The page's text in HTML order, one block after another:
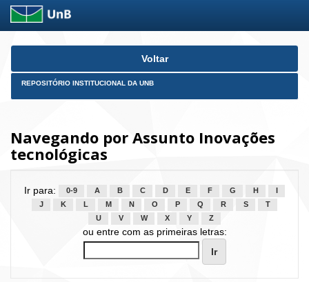
Skip
Voltar
REPOSITÓRIO INSTITUCIONAL DA UNB
Navegando por Assunto Inovações
tecnológicas
Ir para: 0-9 A B C D E F G H
J
K L M N O P Q R S
T
U
V W X Y Z
ou entre com as primeiras letras: